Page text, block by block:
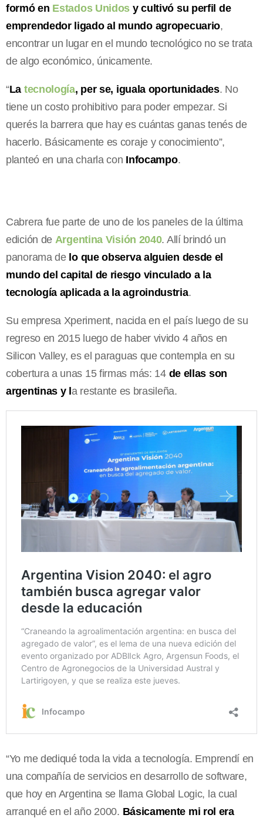
formó en Estados Unidos y cultivó su perfil de
emprendedor ligado al mundo agropecuario,
encontrar un lugar en el mundo tecnológico no se trata
de algo económico, únicamente.
“La tecnología, per se, iguala oportunidades. No
tiene un costo prohibitivo para poder empezar. Si
querés la barrera que hay es cuántas ganas tenés de
hacerlo. Básicamente es coraje y conocimiento”,
planteó en una charla con Infocampo.
Cabrera fue parte de uno de los paneles de la última
edición de Argentina Visión 2040. Allí brindó un
panorama delo que observa alguien desde el
mundo del capital de riesgo vinculado a la
tecnología aplicada a la agroindustria.
Su empresa Xperiment, nacida en el país luego de su
regreso en 2015 luego de haber vivido 4 años en
Silicon Valley, es el paraguas que contempla en su
cobertura a unas 15 firmas más: 14 de ellas son
argentinas y la restante es brasileña.
“Yo me dediqué toda la vida a tecnología. Emprendí en
una compañía de servicios en desarrollo de software,
que hoy en Argentina se llama Global Logic, la cual
arranqué en el año 2000. Básicamente mi rol era